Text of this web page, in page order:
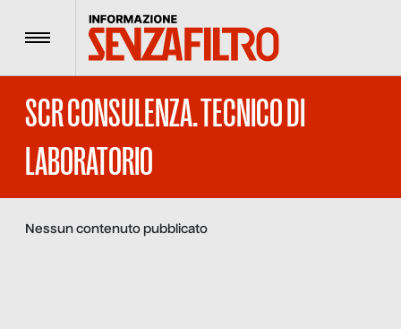
Menu
SCR CONSULENZA. TECNICO DI
LABORATORIO
Nessun contenuto pubblicato